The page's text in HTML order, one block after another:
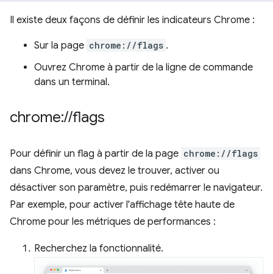
Il existe deux façons de définir les indicateurs Chrome :
Sur la page chrome://flags .
Ouvrez Chrome à partir de la ligne de commande
dans un terminal.
chrome://flags
Pour définir un flag à partir de la page chrome://flags
dans Chrome, vous devez le trouver, activer ou
désactiver son paramètre, puis redémarrer le navigateur.
Par exemple, pour activer l'affichage tête haute de
Chrome pour les métriques de performances :
Recherchez la fonctionnalité.